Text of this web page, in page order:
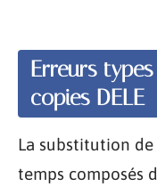
Erreurs
copies DELE
La substitution
temps composés